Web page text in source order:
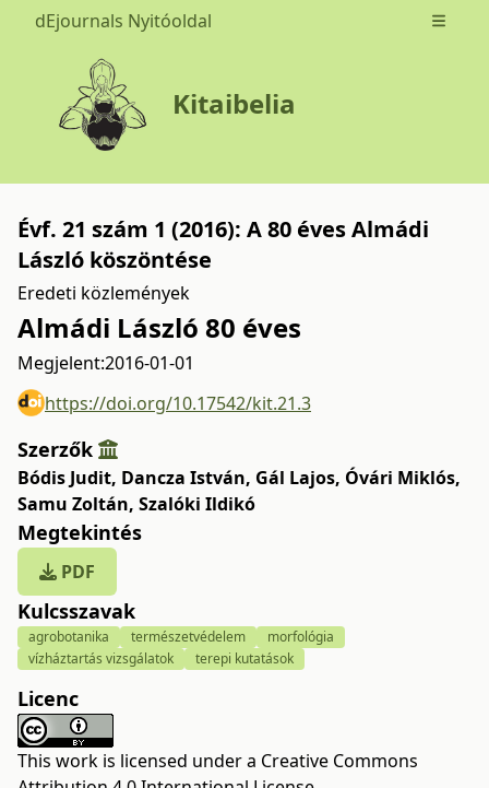
dEjournals Nyitóoldal Open
Kitaibelia
Évf. 21 szám 1 (2016): A 80 éves Almádi
László köszöntése
Eredeti közlemények
Almádi László 80 éves
Megjelent:2016-01-01
https://doi.org/10.17542/kit.21.3
Szerzők
Bódis Judit, Dancza István, Gál Lajos, Óvári Miklós,
Samu Zoltán, Szalóki Ildikó
Megtekintés
PDF
Kulcsszavak
agrobotanika természetvédelem
morfológia
vízháztartás vizsgálatok
terepi kutatások
Licenc
This work is licensed under a Creative Commons